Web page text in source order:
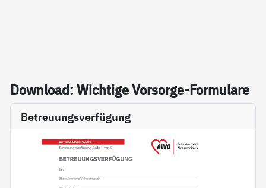
Down­load: Wich­ti­ge Vor­sor­ge-For­mu­la­re
Betreuungsverfügung